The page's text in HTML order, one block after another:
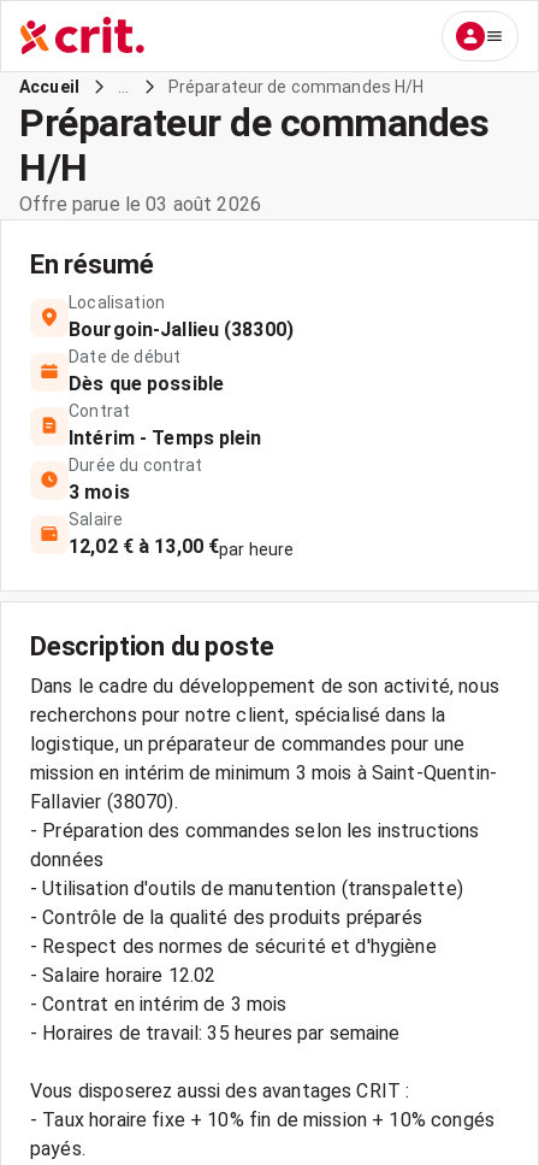
Accueil Préparateur de commandes H/H
Préparateur de commandes
H/H
Offre parue le 03 août 2026
En résumé
Localisation
Bourgoin-Jallieu (38300)
Date de début
Dès que possible
Contrat
Intérim - Temps plein
Durée du contrat
3 mois
Salaire
12,02 € à 13,00 €par heure
Description du poste
Dans le cadre du développement de son activité, nous
recherchons pour notre client, spécialisé dans la
logistique, un préparateur de commandes pour une
mission en intérim de minimum 3 mois à Saint-Quentin-
Fallavier (38070).
- Préparation des commandes selon les instructions
données
- Utilisation d'outils de manutention (transpalette)
- Contrôle de la qualité des produits préparés
- Respect des normes de sécurité et d'hygiène
- Salaire horaire 12.02
- Contrat en intérim de 3 mois
- Horaires de travail: 35 heures par semaine
Vous disposerez aussi des avantages CRIT :
- Taux horaire fixe + 10% fin de mission + 10% congés
payés.